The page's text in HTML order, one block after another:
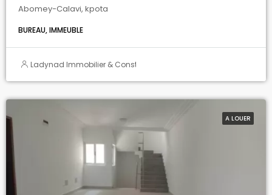
Abomey-Calavi, kpota
BUREAU, IMMEUBLE
Ladynad Immobilier & Construction
A LOUER